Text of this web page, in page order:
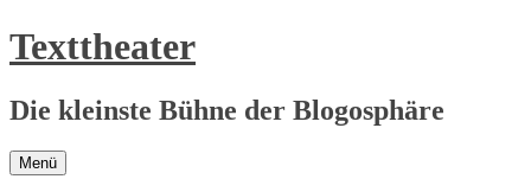
Zum
Inhalt
Texttheater
Die kleinste Bühne der Blogosphäre
Menü